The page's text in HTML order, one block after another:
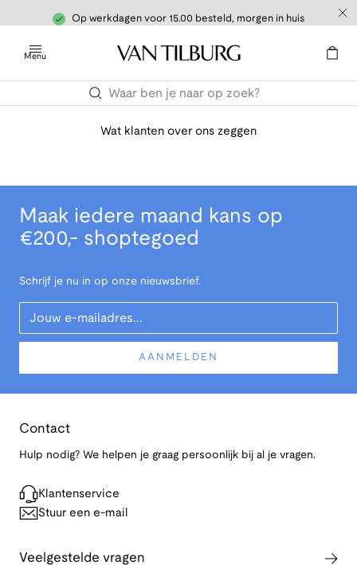
Op werkdagen voor 15.00 besteld, morgen in huis
Menu
Wat klanten over ons zeggen
Maak iedere maand kans op
€200,- shoptegoed
Schrijf je nu in op onze nieuwsbrief.
Your Email
AANMELDEN
Contact
Hulp nodig? We helpen je graag persoonlijk bij al je vragen.
Klantenservice
Stuur een e-mail
Veelgestelde vragen